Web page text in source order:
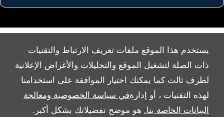
يستخدم هذا الموقع ملفات تعريف الارتباط والتقنيات
ذات الصلة لتشغيل الموقع والتحليلات والأغراض الإعلانية
لطرف ثالث كما يمكنك اختيار الموافقة على استخدامنا
لهذه التقنيات ، أو إدارةفي سياسة الخصوصية ومعالجة
البيانات الخاصة بنا. هو موضح تفضيلاتك بشكل أكبر.
All Rights Reserved
Follow Al Tayer Motors